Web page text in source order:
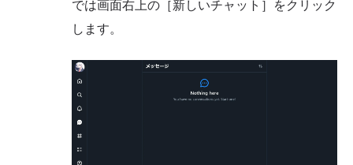
では画面右上の［新しいチャット］をクリック
します。